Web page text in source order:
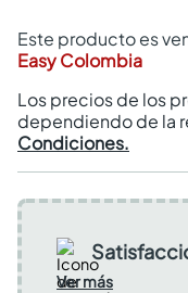
Este producto es
Easy Colombia
Los precios de los
dependiendo de la
Condiciones.
Ver más